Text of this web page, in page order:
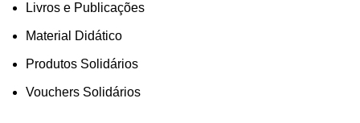
Livros e Publicações
Material Didático
Produtos Solidários
Vouchers Solidários